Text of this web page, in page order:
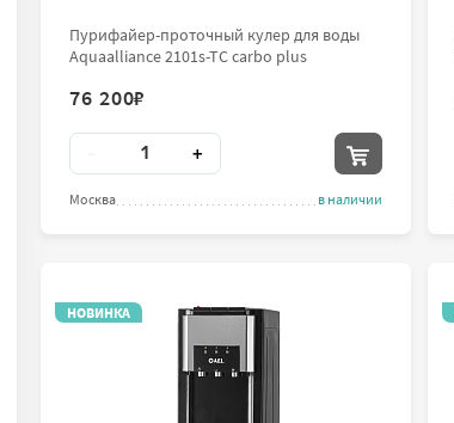
Пурифайер-проточный кулер для воды
Aquaalliance 2101s-TC carbo plus
76 200₽
Количество +
Москва в наличии
НОВИНКА